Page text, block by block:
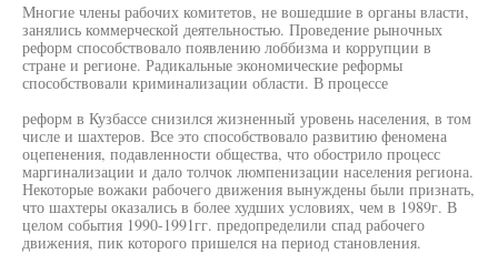
Многие члены рабочих комитетов, не вошедшие в органы власти,
занялись коммерческой деятельностью. Проведение рыночных
реформ способствовало появлению лоббизма и коррупции в
стране и регионе. Радикальные экономические реформы
способствовали криминализации области. В процессе
реформ в Кузбассе снизился жизненный уровень населения, в том
числе и шахтеров. Все это способствовало развитию феномена
оцепенения, подавленности общества, что обострило процесс
маргинализации и дало толчок люмпенизации населения региона.
Некоторые вожаки рабочего движения вынуждены были признать,
что шахтеры оказались в более худших условиях, чем в 1989г. В
целом события 1990-1991гг. предопределили спад рабочего
движения, пик которого пришелся на период становления.